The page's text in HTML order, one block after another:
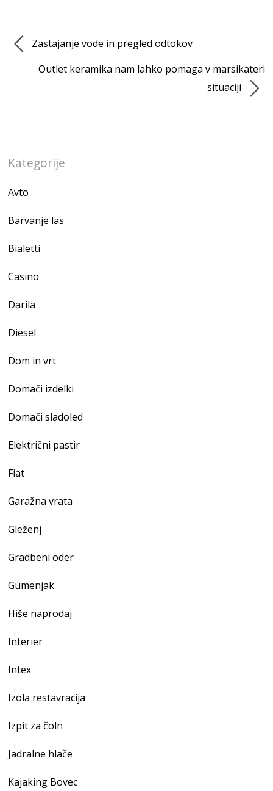
Zastajanje vode in pregled odtokov
Outlet keramika nam lahko pomaga v marsikateri
situaciji
Kategorije
Avto
Barvanje las
Bialetti
Casino
Darila
Diesel
Dom in vrt
Domači izdelki
Domači sladoled
Električni pastir
Fiat
Garažna vrata
Gleženj
Gradbeni oder
Gumenjak
Hiše naprodaj
Interier
Intex
Izola restavracija
Izpit za čoln
Jadralne hlače
Kajaking Bovec